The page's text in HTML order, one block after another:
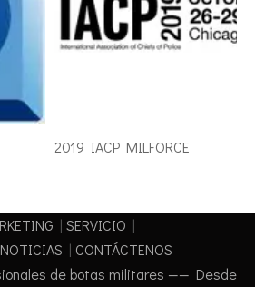
2019 IACP MILFORCE
| SERVICIO |
NOTICIAS | CONTÁCTENOS
de botas militares —— Desde